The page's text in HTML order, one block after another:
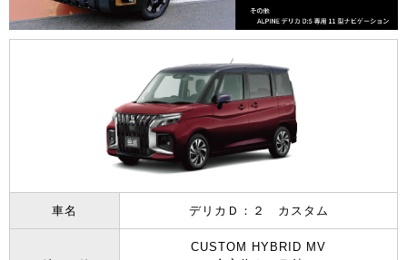
車名 デリカＤ：２ カスタム
CUSTOM HYBRID MV